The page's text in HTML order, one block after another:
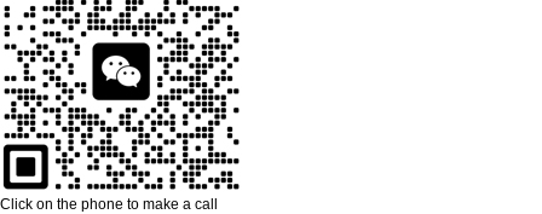
Click on the phone to make a call